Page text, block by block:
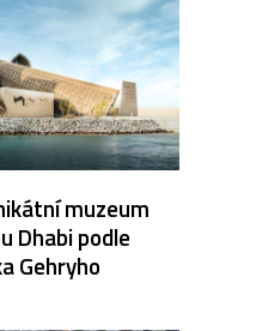
muzeum
Dhabi podle
Gehryho